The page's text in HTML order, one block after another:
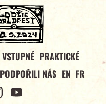
VSTUPNÉ PRAKTICKÉ
PODPOŘILI NÁS EN FR